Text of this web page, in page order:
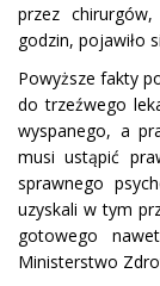
przez
godzin, pojawiło
Powyższe fakty
do trzeźwego
wyspanego, a
musi ustąpić
sprawnego
uzyskali w tym
gotowego
Ministerstwo